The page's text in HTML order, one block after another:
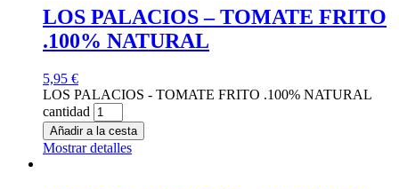
LOS PALACIOS – TOMATE FRITO
.100% NATURAL
5,95 €
LOS PALACIOS - TOMATE FRITO .100% NATURAL
cantidad
Añadir a la cesta
Mostrar detalles